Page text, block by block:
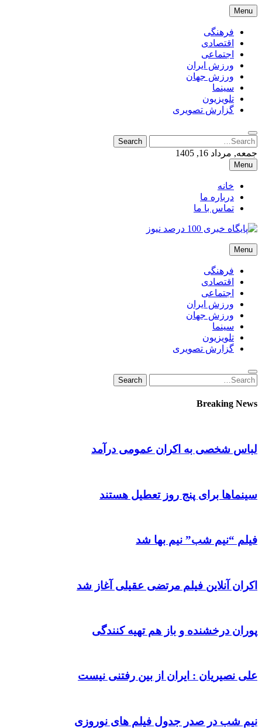
Skip
to
content
Menu
فرهنگی
اقتصادی
اجتماعی
ورزش ایران
ورزش جهان
سینما
تلویزیون
گزارش تصویری
Search
for:
Search
جمعه, مرداد 16, 1405
Menu
خانه
درباره ما
تماس با ما
پایگاه خبری 100 درصد نیوز
پایگاه خبری 100 درصد نیوز
Menu
فرهنگی
اقتصادی
اجتماعی
ورزش ایران
ورزش جهان
سینما
تلویزیون
گزارش تصویری
Search
for:
Search
Breaking News
لباس شخصی به اکران عمومی درآمد
سینماها برای پنج‌ روز تعطیل هستند
فیلم “نیم شب” نیم بها شد
اکران آنلاین فیلم مرتضی عقیلی آغاز شد
پوران درخشنده و باز هم تهیه کنندگی
علی نصیریان : ایران از بین رفتنی نیست
نیم شب در صدر جدول فیلم های نوروزی